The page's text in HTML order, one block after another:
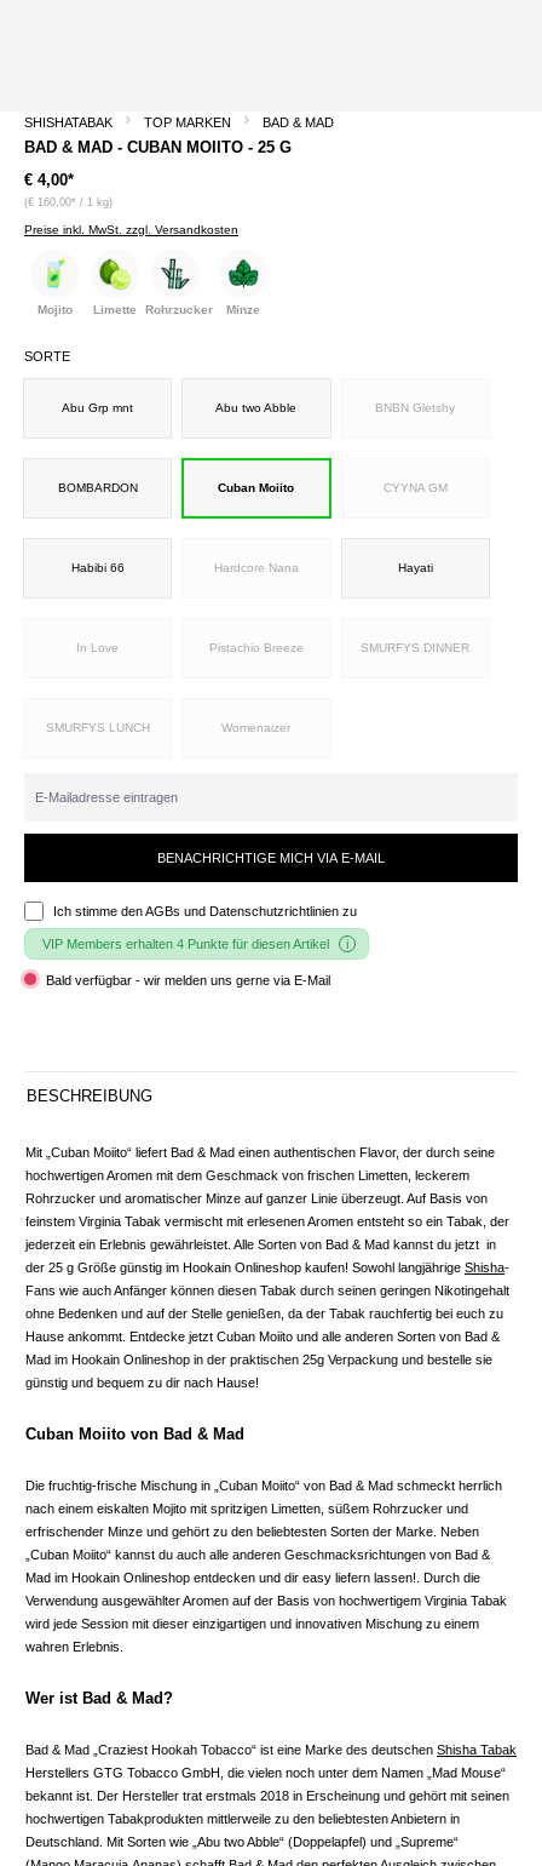
SHISHATABAK TOP MARKEN BAD & MAD
BAD & MAD - CUBAN MOIITO - 25 G
€ 4,00*
(€ 160,00* / 1 kg)
Preise inkl. MwSt. zzgl. Versandkosten
Mojito Limette Rohrzucker Minze
SORTE
Abu Grp mnt Abu two Abble BNBN Gletshy
BOMBARDON Cuban Moiito CYYNA GM
Habibi 66 Hardcore Nana Hayati
In Love Pistachio Breeze SMURFYS DINNER
SMURFYS LUNCH Womenaizer
BENACHRICHTIGE MICH VIA E-MAIL
Ich stimme denAGBs und Datenschutzrichtlinien zu
VIP Members erhalten 4 Punkte für diesen Artikel
Bald verfügbar - wir melden uns gerne via E-Mail
BESCHREIBUNG
Mit „Cuban Moiito“ liefert Bad & Mad einen authentischen Flavor, der durch seine
hochwertigen Aromen mit dem Geschmack von frischen Limetten, leckerem
Rohrzucker und aromatischer Minze auf ganzer Linie überzeugt. Auf Basis von
feinstem Virginia Tabak vermischt mit erlesenen Aromen entsteht so ein Tabak, der
jederzeit ein Erlebnis gewährleistet. Alle Sorten von Bad & Mad kannst du jetzt in
der 25 g Größe günstig im Hookain Onlineshop kaufen! Sowohl langjährige Shisha-
Fans wie auch Anfänger können diesen Tabak durch seinen geringen Nikotingehalt
ohne Bedenken und auf der Stelle genießen, da der Tabak rauchfertig bei euch zu
Hause ankommt. Entdecke jetzt Cuban Moiito und alle anderen Sorten von Bad &
Mad im Hookain Onlineshop in der praktischen 25g Verpackung und bestelle sie
günstig und bequem zu dir nach Hause!
Cuban Moiito von Bad & Mad
Die fruchtig-frische Mischung in „Cuban Moiito“ von Bad & Mad schmeckt herrlich
nach einem eiskalten Mojito mit spritzigen Limetten, süßem Rohrzucker und
erfrischender Minze und gehört zu den beliebtesten Sorten der Marke. Neben
„Cuban Moiito“ kannst du auch alle anderen Geschmacksrichtungen von Bad &
Mad im Hookain Onlineshop entdecken und dir easy liefern lassen!. Durch die
Verwendung ausgewählter Aromen auf der Basis von hochwertigem Virginia Tabak
wird jede Session mit dieser einzigartigen und innovativen Mischung zu einem
wahren Erlebnis.
Wer ist Bad & Mad?
Bad & Mad „Craziest Hookah Tobacco“ ist eine Marke des deutschen Shisha Tabak
Herstellers GTG Tobacco GmbH, die vielen noch unter dem Namen „Mad Mouse“
bekannt ist. Der Hersteller trat erstmals 2018 in Erscheinung und gehört mit seinen
hochwertigen Tabakprodukten mittlerweile zu den beliebtesten Anbietern in
Deutschland. Mit Sorten wie „Abu two Abble“ (Doppelapfel) und „Supreme“